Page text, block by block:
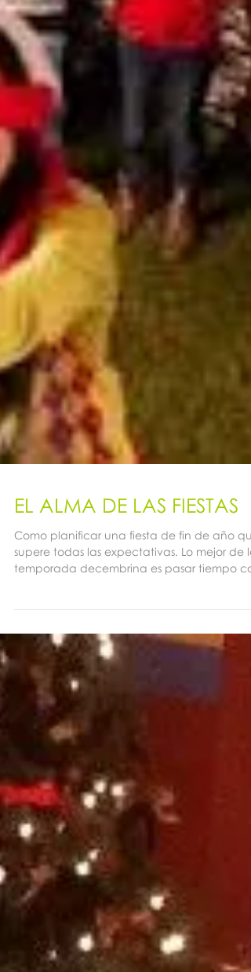
EL ALMA DE LAS FIESTAS
Como planificar una fiesta de fin de año
supere todas las expectativas. Lo mejor de la
temporada decembrina es pasar tiempo